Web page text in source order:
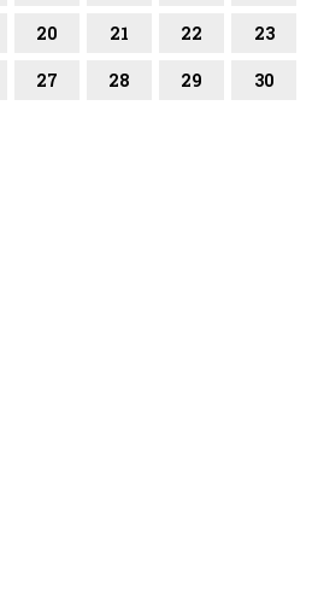
20 21 22 23
27 28 29 30